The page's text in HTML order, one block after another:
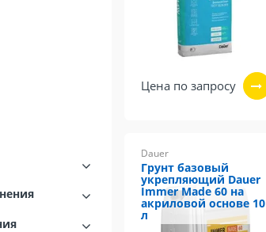
Цена по запросу
Dauer
Грунт базовый
укрепляющий Dauer
Immer Made 60 на
акриловой основе 10
л